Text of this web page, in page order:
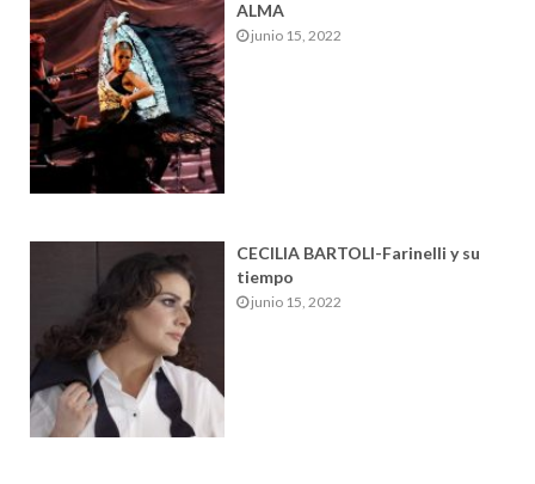
ALMA
junio 15, 2022
CECILIA BARTOLI-Farinelli y su
tiempo
junio 15, 2022